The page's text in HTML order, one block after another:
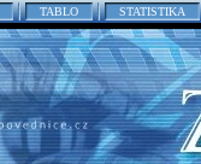
TABLO STATISTIKA